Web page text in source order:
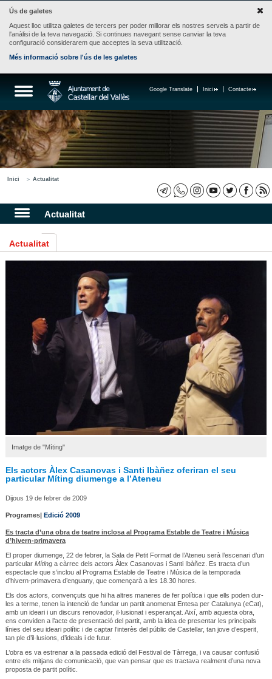
Ús de galetes
Aquest lloc utilitza galetes de tercers per poder millorar els nostres serveis a partir de
l'anàlisi de la teva navegació. Si continues navegant sense canviar la teva
configuració considerarem que acceptes la seva utilització.
Més informació sobre l'ús de les galetes
Contacte
Inici
Google Translate
Inici Actualitat
Actualitat
Actualitat
Imatge de "Míting"
Els actors Àlex Casanovas i Santi Ibàñez oferiran el seu
particular Míting diumenge a l’Ateneu
Dijous 19 de febrer de 2009
Programes| Edició 2009
Es tracta d’una obra de teatre inclosa al Programa Estable de Teatre i Música
d’hivern-primavera
El proper diumenge, 22 de febrer, la Sala de Petit Format de l’Ateneu serà l’escenari d’un
particular Mítinga càrrec dels actors Àlex Casanovas i Santi Ibàñez. Es tracta d’un
espectacle que s’inclou al Programa Estable de Teatre i Música de la temporada
d’hivern-primavera d’enguany, que començarà a les 18.30 hores.
Els dos actors, convençuts que hi ha altres maneres de fer política i que ells poden dur-
les a terme, tenen la intenció de fundar un partit anomenat Entesa per Catalunya (eCat),
amb un ideari i un discurs renovador, il·lusionat i esperançat. Així, amb aquesta obra,
ens conviden a l’acte de presentació del partit, amb la idea de presentar les principals
línies del seu ideari polític i de captar l’interès del públic de Castellar, tan jove d’esperit,
tan ple d’il·lusions, d’ideals i de futur.
L’obra es va estrenar a la passada edició del Festival de Tàrrega, i va causar confusió
entre els mitjans de comunicació, que van pensar que es tractava realment d’una nova
proposta de partit polític.